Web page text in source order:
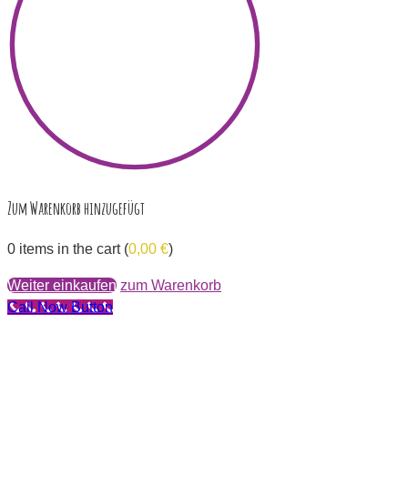
Zum Warenkorb hinzugefügt
0 items in the cart (0,00 €)
Weiter einkaufen zum Warenkorb
Call Now Button